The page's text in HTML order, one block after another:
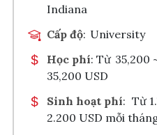
Indiana
Cấp độ: University
Học phí: Từ 35,200
35,200 USD
Sinh hoạt phí: Từ
2.200 USD mỗi